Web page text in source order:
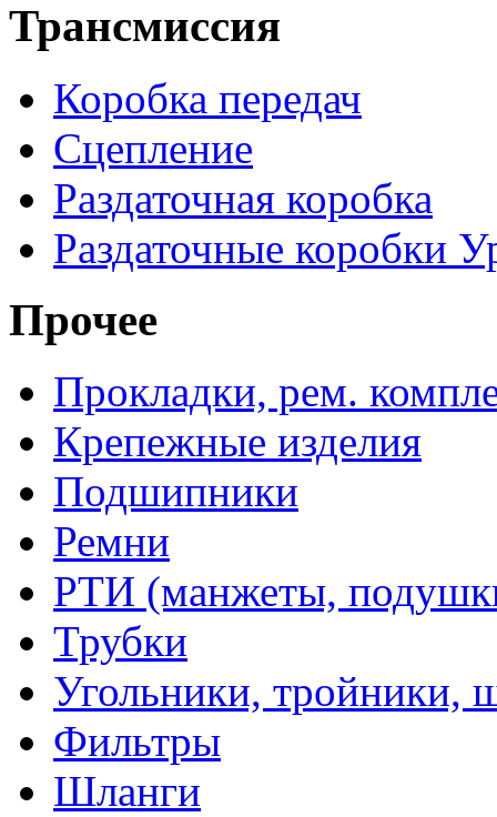
Трансмиссия
Коробка передач
Сцепление
Раздаточная коробка
Раздаточные коробки
Прочее
Прокладки, рем.
Крепежные изделия
Подшипники
Ремни
РТИ (манжеты,
Трубки
Угольники, тройники,
Фильтры
Шланги